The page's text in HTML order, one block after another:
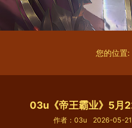
您的位置:
03u《帝王霸业》5月
作者：03u 2026-05-